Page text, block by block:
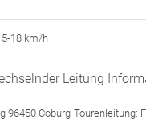
18 km/h
Leitung
96450 Coburg Tourenleitung: